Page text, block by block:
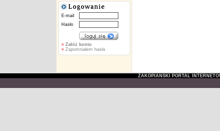
E-mail
Hasło
» Załóż konto
»Zapomniałem hasła
ZAKOPIAŃSKI PORTAL